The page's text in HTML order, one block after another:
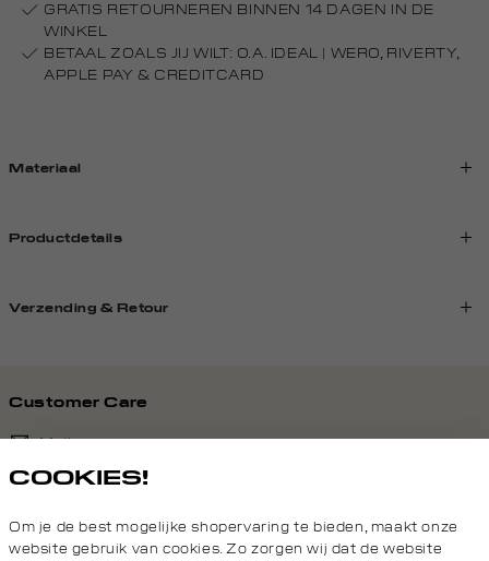
GRATIS RETOURNEREN BINNEN 14 DAGEN IN DE
WINKEL
BETAAL ZOALS JIJ WILT: O.A. IDEAL | WERO, RIVERTY,
APPLE PAY & CREDITCARD
Materiaal
Productdetails
Verzending & Retour
Customer Care
Mail ons
Van maandag t/m vrijdag van 8.30 uur tot 18.00 uur.
COOKIES!
Om je de best mogelijke shopervaring te bieden, maakt onze
website gebruik van cookies. Zo zorgen wij dat de website